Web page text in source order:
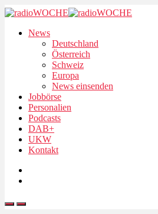
News
Deutschland
Österreich
Schweiz
Europa
News einsenden
Jobbörse
Personalien
Podcasts
DAB+
UKW
Kontakt